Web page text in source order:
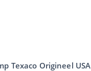
Texaco Origineel